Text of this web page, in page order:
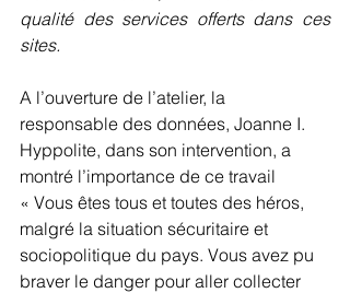
qualité des services offerts dans ces
sites.
A l’ouverture de l’atelier, la
responsable des données, Joanne I.
Hyppolite, dans son intervention, a
montré l’importance de ce travail
« Vous êtes tous et toutes des héros,
malgré la situation sécuritaire et
sociopolitique du pays. Vous avez pu
braver le danger pour aller collecter